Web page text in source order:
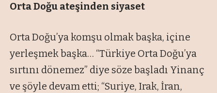
Orta Doğu ateşinden siyaset
Orta Doğu’ya komşu olmak başka, içine
yerleşmek başka… “Türkiye Orta Doğu’ya
sırtını dönemez” diye söze başladı Yinanç
ve şöyle devam etti; “Suriye, Irak, İran,